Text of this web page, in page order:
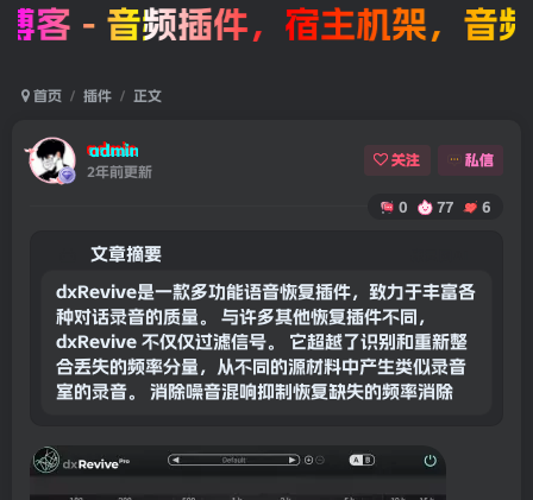
- 音频插件，宿主机架，音频知
首页 插件 正文
admin
2年前更新
关注 私信
0 77 6
文章摘要
dxRevive是一款多功能语音恢复插件，致力于丰富各
种对话录音的质量。 与许多其他恢复插件不同，
dxRevive 不仅仅过滤信号。 它超越了识别和重新整
合丢失的频率分量，从不同的源材料中产生类似录音
室的录音。 消除噪音混响抑制恢复缺失的频率消除编